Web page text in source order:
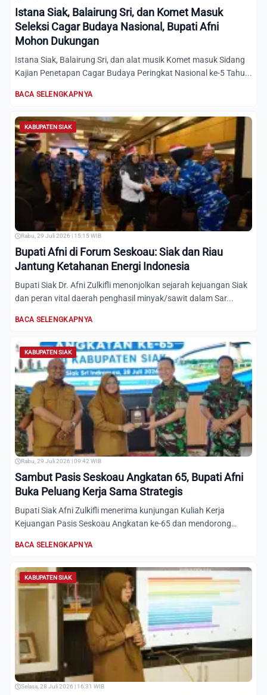
Istana Siak, Balairung Sri, dan Komet Masuk
Seleksi Cagar Budaya Nasional, Bupati Afni
Mohon Dukungan
Istana Siak, Balairung Sri, dan alat musik Komet masuk Sidang
Kajian Penetapan Cagar Budaya Peringkat Nasional ke-5 Tahu...
BACA SELENGKAPNYA
KABUPATEN SIAK
Rabu, 29 Juli 2026 | 15:15 WIB
Bupati Afni di Forum Seskoau: Siak dan Riau
Jantung Ketahanan Energi Indonesia
Bupati Siak Dr. Afni Zulkifli menonjolkan sejarah kejuangan Siak
dan peran vital daerah penghasil minyak/sawit dalam Sar...
BACA SELENGKAPNYA
KABUPATEN SIAK
Rabu, 29 Juli 2026 | 09:42 WIB
Sambut Pasis Seskoau Angkatan 65, Bupati Afni
Buka Peluang Kerja Sama Strategis
Bupati Siak Afni Zulkifli menerima kunjungan Kuliah Kerja
Kejuangan Pasis Seskoau Angkatan ke-65 dan mendorong
BACA SELENGKAPNYA
KABUPATEN SIAK
Selasa, 28 Juli 2026 | 16:31 WIB